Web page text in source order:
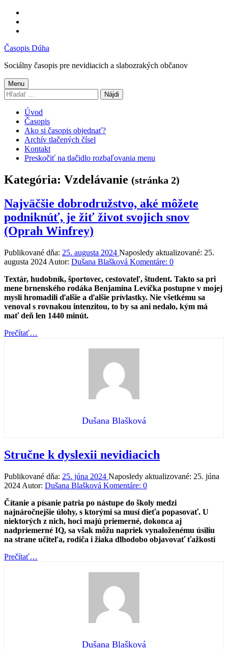
obsah
pätičku
Časopis Dúha
Sociálny časopis pre nevidiacich a slabozrakých občanov
Menu
Hľadať:
Úvod
Časopis
Ako si časopis objednať?
Archív tlačených čísel
Kontakt
Preskočiť na tlačidlo rozbaľovania menu
Kategória: Vzdelávanie (stránka 2)
Najväčšie dobrodružstvo, aké môžete
podniknúť, je žiť život svojich snov
(Oprah Winfrey)
Publikované dňa: 25. augusta 2024 Naposledy aktualizované: 25.
augusta 2024 Autor: Dušana Blašková Komentáre: 0
Textár, hudobník, športovec, cestovateľ, študent. Takto sa pri
mene brnenského rodáka Benjamína Levíčka postupne v mojej
mysli hromadili ďalšie a ďalšie prívlastky. Nie všetkému sa
venoval s rovnakou intenzitou, to by sa ani nedalo, kým má
mať deň len 1440 minút.
Prečítať“Najväčšie
…
Dušana Blašková
Stručne k dyslexii nevidiacich
Publikované dňa: 25. júna 2024 Naposledy aktualizované: 25. júna
2024 Autor: Dušana Blašková Komentáre: 0
Čítanie a písanie patria po nástupe do školy medzi
najnáročnejšie úlohy, s ktorými sa musí dieťa popasovať. U
niektorých z nich, hoci majú priemerné, dokonca aj
nadpriemerné IQ, sa však môžu napriek vynaloženému úsiliu
na strane učiteľa, rodiča i žiaka dlhodobo objavovať ťažkosti
Prečítať“Stručne
…
Dušana Blašková